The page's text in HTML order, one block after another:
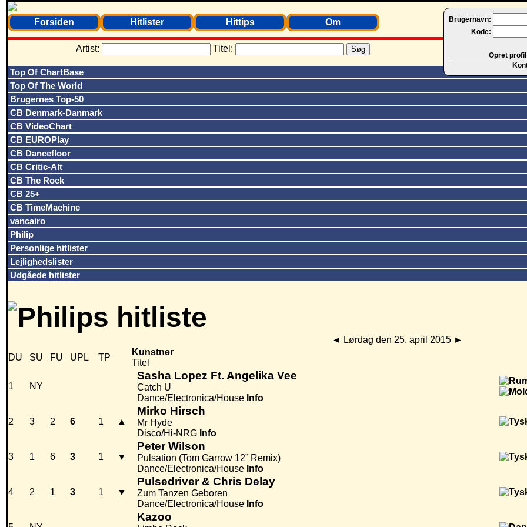
Brugernavn:
Kode:
Opret
Forsiden Hitlister Hittips Om
Artist: Titel:
Top Of ChartBase
Top Of The World
Brugernes Top-50
CB Denmark-Danmark
CB VideoChart
CB EUROPlay
CB Dancefloor
CB Critic-Alt
CB The Rock
CB 25+
CB TimeMachine
vancairo
Philip
Personlige hitlister
Lejlighedslister
Udgåede hitlister
◄ Lørdag den 25. april 2015 ►
DU
SU FU UPL TP
Kunstner
Titel
1 NY
Sasha Lopez Ft. Angelika Vee
Catch U
Dance/Electronica/House Info
2 3 2 6 1 ▲
Mirko Hirsch
Mr Hyde
Disco/Hi-NRG Info
3 1 6 3 1 ▼
Peter Wilson
Pulsation (Tom Garrow 12” Remix)
Dance/Electronica/House Info
4 2 1 3 1 ▼
Pulsedriver & Chris Delay
Zum Tanzen Geboren
Dance/Electronica/House Info
Kazoo